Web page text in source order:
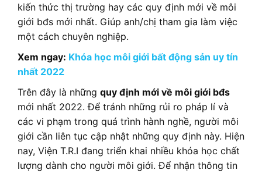
kiến thức thị trường hay các quy định mới về môi
giới bđs mới nhất. Giúp anh/chị tham gia làm việc
một cách chuyên nghiệp.
Xem ngay: Khóa học môi giới bất động sản uy tín
nhất 2022
Trên đây là những quy định mới về môi giới bđs
mới nhất 2022. Để tránh những rủi ro pháp lí và
các vi phạm trong quá trình hành nghề, người môi
giới cần liên tục cập nhật những quy định này. Hiện
nay, Viện T.R.I đang triển khai nhiều khóa học chất
lượng dành cho người môi giới. Để nhận thông tin